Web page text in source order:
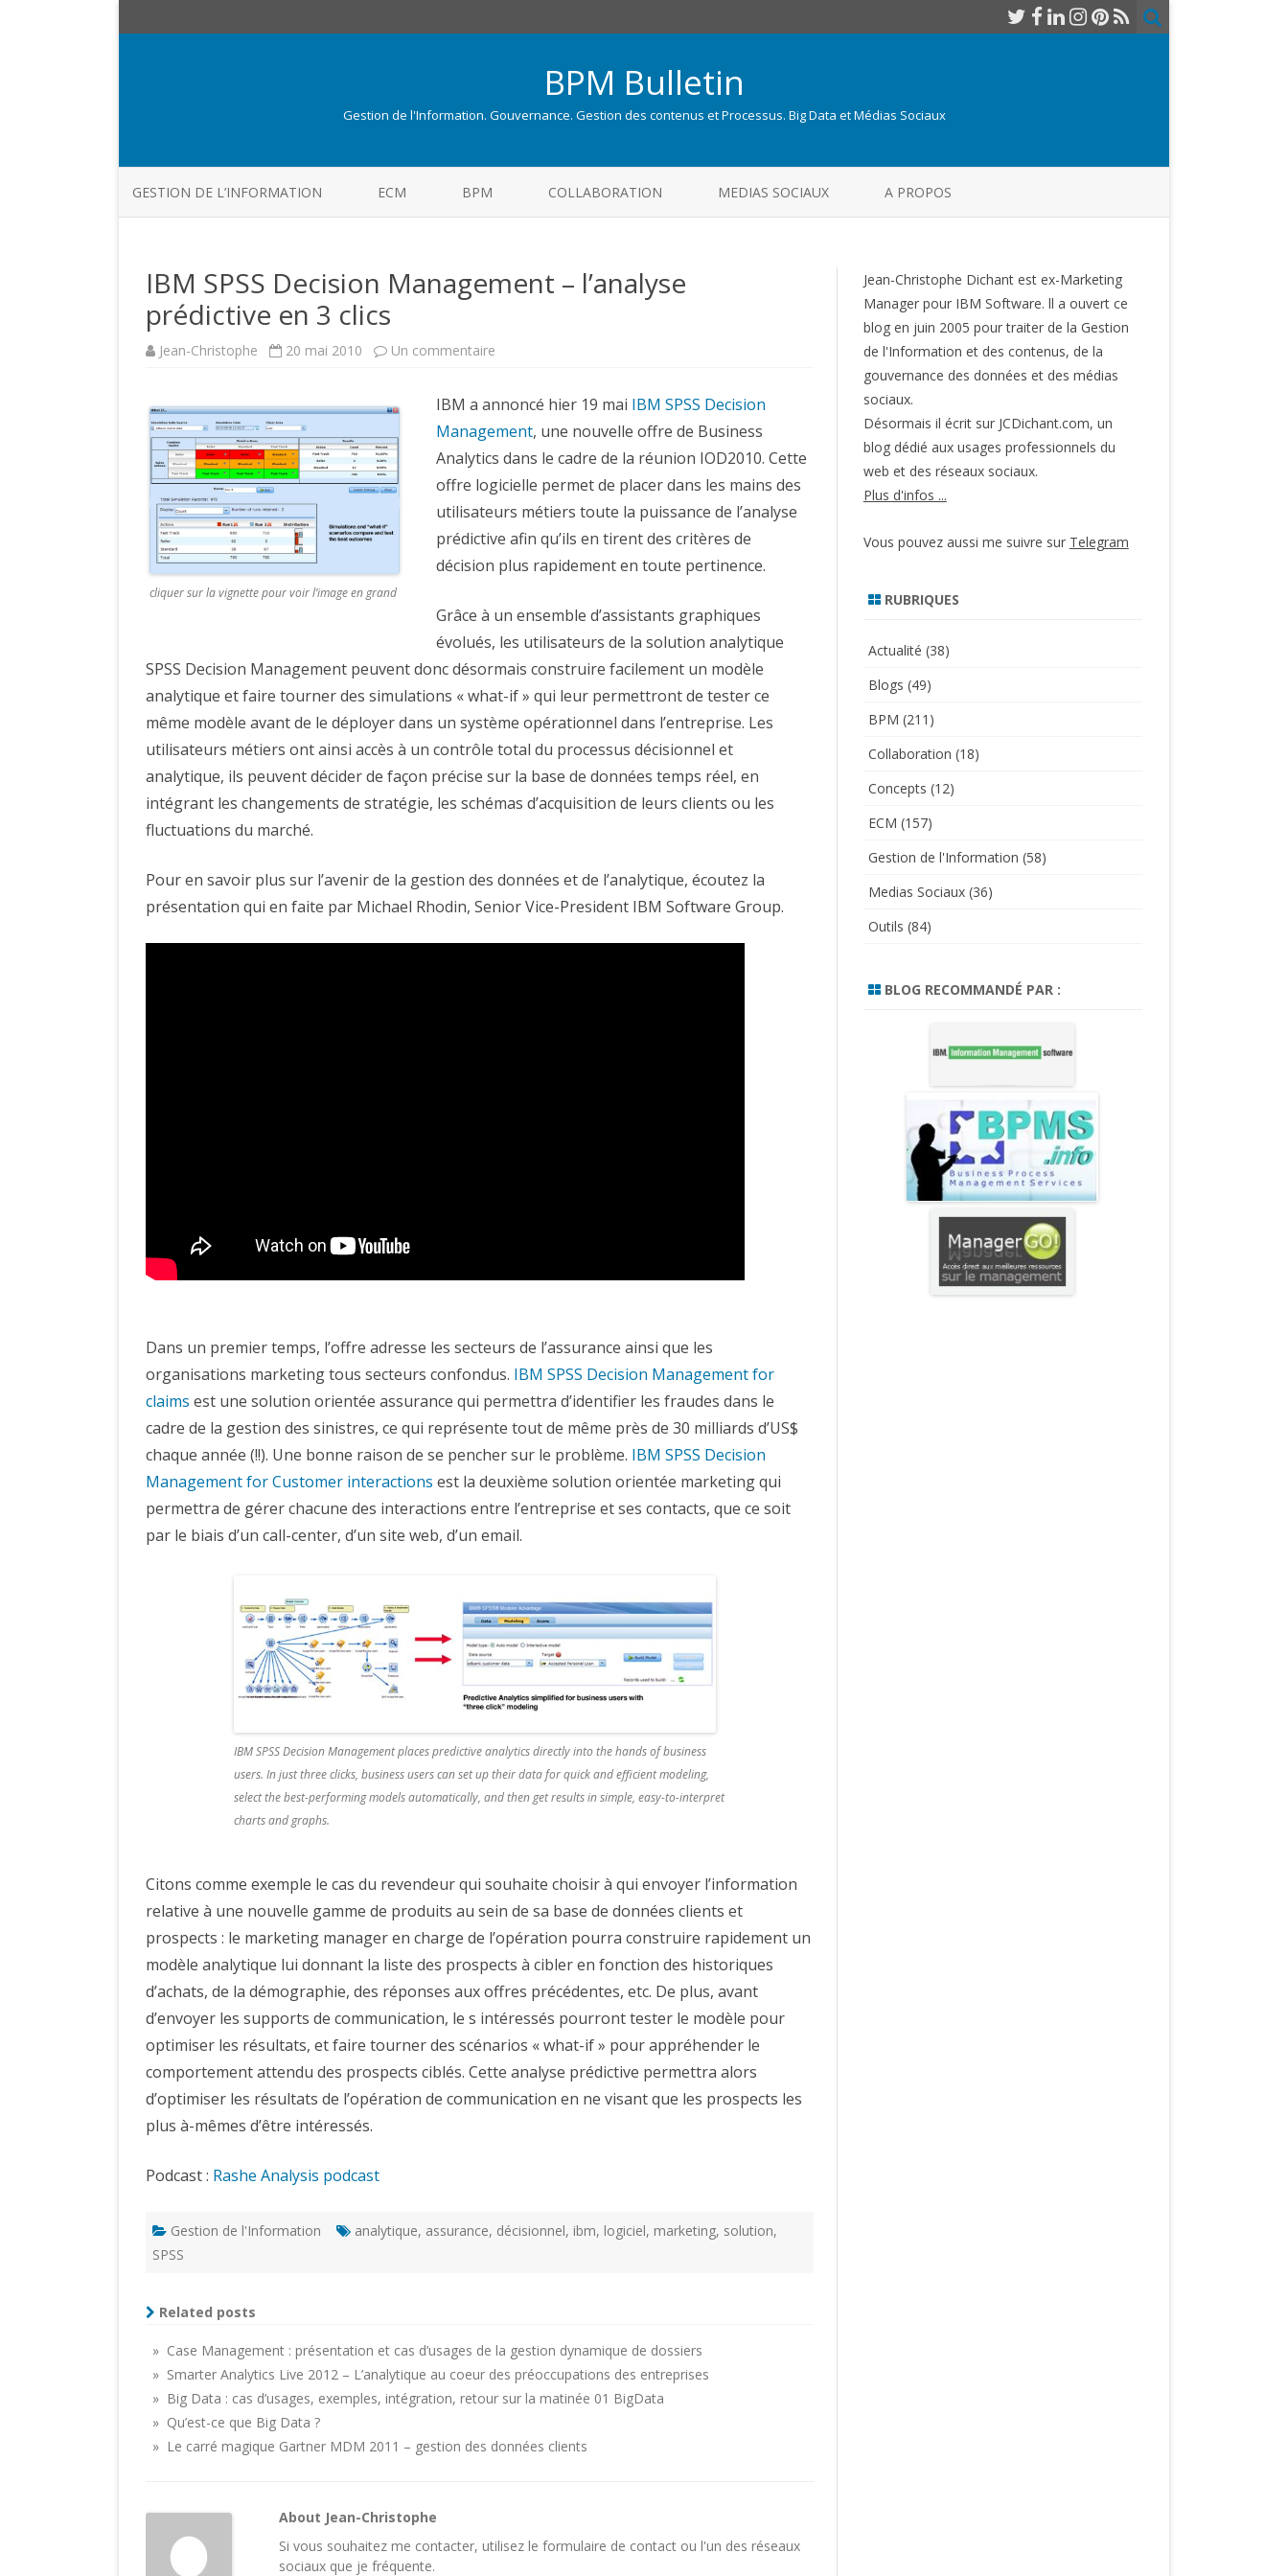
BPM Bulletin
Gestion de l'Information. Gouvernance. Gestion des contenus et Processus. Big Data et Médias Sociaux
to
GESTION DE L’INFORMATION ECM BPM COLLABORATION MEDIAS SOCIAUX A PROPOS
IBM SPSS Decision Management – l’analyse
prédictive en 3 clics
Jean-Christophe 20 mai 2010 Un commentaire
Management
–
l’analyse
prédictive
en
3
clics
cliquer sur la vignette pour voir l’image en grand
IBM a annoncé hier 19 mai IBM SPSS Decision
Management, une nouvelle offre de Business
Analytics dans le cadre de la réunion IOD2010. Cette
offre logicielle permet de placer dans les mains des
utilisateurs métiers toute la puissance de l’analyse
prédictive afin qu’ils en tirent des critères de
décision plus rapidement en toute pertinence.
Grâce à un ensemble d’assistants graphiques
évolués, les utilisateurs de la solution analytique
SPSS Decision Management peuvent donc désormais construire facilement un modèle
analytique et faire tourner des simulations « what-if » qui leur permettront de tester ce
même modèle avant de le déployer dans un système opérationnel dans l’entreprise. Les
utilisateurs métiers ont ainsi accès à un contrôle total du processus décisionnel et
analytique, ils peuvent décider de façon précise sur la base de données temps réel, en
intégrant les changements de stratégie, les schémas d’acquisition de leurs clients ou les
fluctuations du marché.
Pour en savoir plus sur l’avenir de la gestion des données et de l’analytique, écoutez la
présentation qui en faite par Michael Rhodin, Senior Vice-President IBM Software Group.
Dans un premier temps, l’offre adresse les secteurs de l’assurance ainsi que les
organisations marketing tous secteurs confondus. IBM SPSS Decision Management for
claims est une solution orientée assurance qui permettra d’identifier les fraudes dans le
cadre de la gestion des sinistres, ce qui représente tout de même près de 30 milliards d’US$
chaque année (!!). Une bonne raison de se pencher sur le problème. IBM SPSS Decision
Management for Customer interactions est la deuxième solution orientée marketing qui
permettra de gérer chacune des interactions entre l’entreprise et ses contacts, que ce soit
par le biais d’un call-center, d’un site web, d’un email.
IBM SPSS Decision Management places predictive analytics directly into the hands of business
users. In just three clicks, business users can set up their data for quick and efficient modeling,
select the best-performing models automatically, and then get results in simple, easy-to-interpret
charts and graphs.
Citons comme exemple le cas du revendeur qui souhaite choisir à qui envoyer l’information
relative à une nouvelle gamme de produits au sein de sa base de données clients et
prospects : le marketing manager en charge de l’opération pourra construire rapidement un
modèle analytique lui donnant la liste des prospects à cibler en fonction des historiques
d’achats, de la démographie, des réponses aux offres précédentes, etc. De plus, avant
d’envoyer les supports de communication, le s intéressés pourront tester le modèle pour
optimiser les résultats, et faire tourner des scénarios « what-if » pour appréhender le
comportement attendu des prospects ciblés. Cette analyse prédictive permettra alors
d’optimiser les résultats de l’opération de communication en ne visant que les prospects les
plus à-mêmes d’être intéressés.
Podcast : Rashe Analysis podcast
Gestion de l'Information analytique, assurance, décisionnel, ibm, logiciel, marketing, solution,
SPSS
Related posts
» Case Management : présentation et cas d’usages de la gestion dynamique de dossiers
» Smarter Analytics Live 2012 – L’analytique au coeur des préoccupations des entreprises
» Big Data : cas d’usages, exemples, intégration, retour sur la matinée 01 BigData
» Qu’est-ce que Big Data ?
» Le carré magique Gartner MDM 2011 – gestion des données clients
About Jean-Christophe
Si vous souhaitez me contacter, utilisez leformulaire de contact ou l'un desréseaux
sociaux que je fréquente.
Jean-Christophe Dichant est ex-Marketing
Manager pour IBM Software. ll a ouvert ce
blog en juin 2005 pour traiter de la Gestion
de l'Information et des contenus, de la
gouvernance des données et des médias
sociaux.
Désormais il écrit sur JCDichant.com, un
blog dédié aux usages professionnels du
web et des réseaux sociaux.
Plus d'infos ...
Vous pouvez aussi me suivre sur Telegram
RUBRIQUES
Actualité (38)
Blogs (49)
BPM (211)
Collaboration (18)
Concepts (12)
ECM (157)
Gestion de l'Information (58)
Medias Sociaux(36)
Outils (84)
BLOG RECOMMANDÉ PAR :